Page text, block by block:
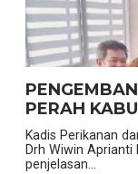
PERAH
Kadis Perikanan
Drh Wiwin
penjelasan...